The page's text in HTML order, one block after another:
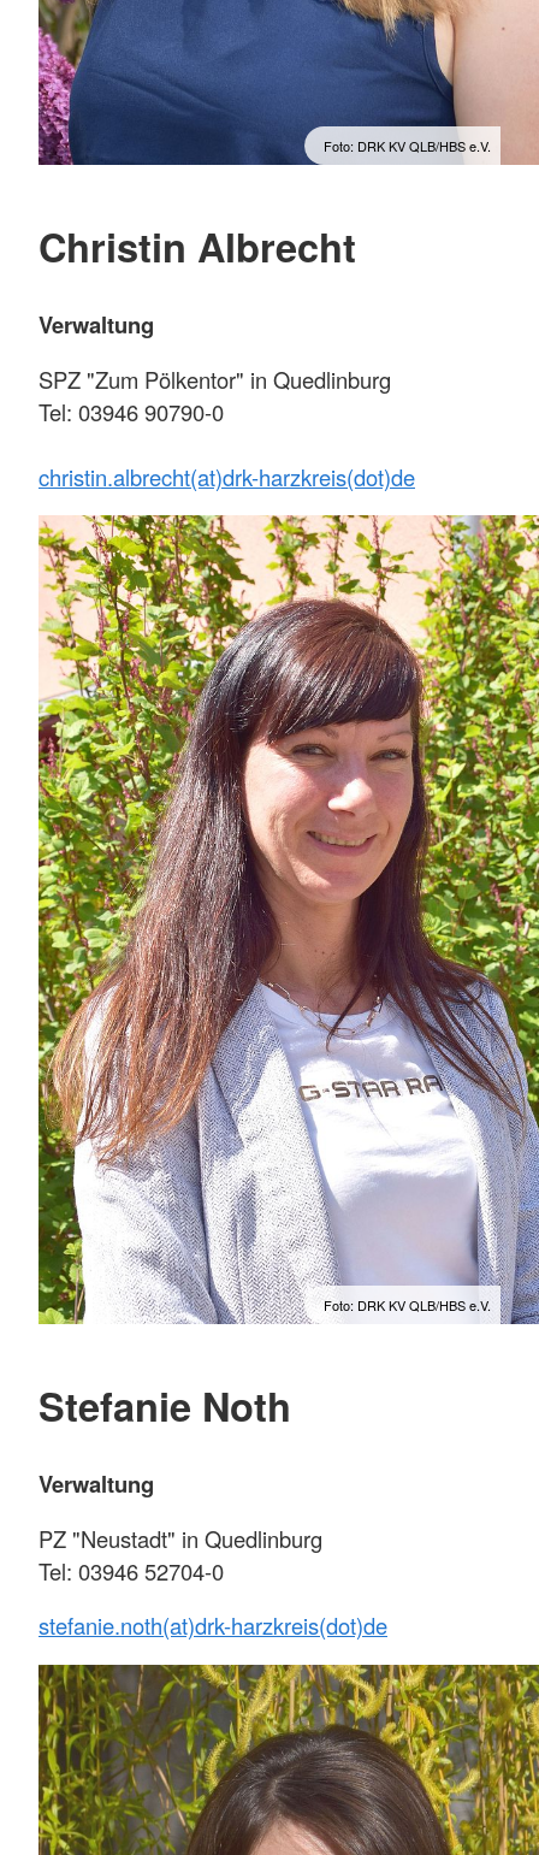
Foto: DRK KV QLB/HBS e.V.
Christin Albrecht
Verwaltung
SPZ "Zum Pölkentor" in Quedlinburg
Tel: 03946 90790-0
christin.albrecht(at)drk-harzkreis(dot)de
Foto: DRK KV QLB/HBS e.V.
Stefanie Noth
Verwaltung
PZ "Neustadt" in Quedlinburg
Tel: 03946 52704-0
stefanie.noth(at)drk-harzkreis(dot)de